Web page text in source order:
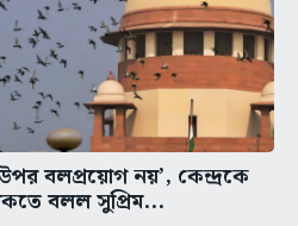
বলপ্রয়োগ নয়’, কেন্দ্রকে
বলল সুপ্রিম...